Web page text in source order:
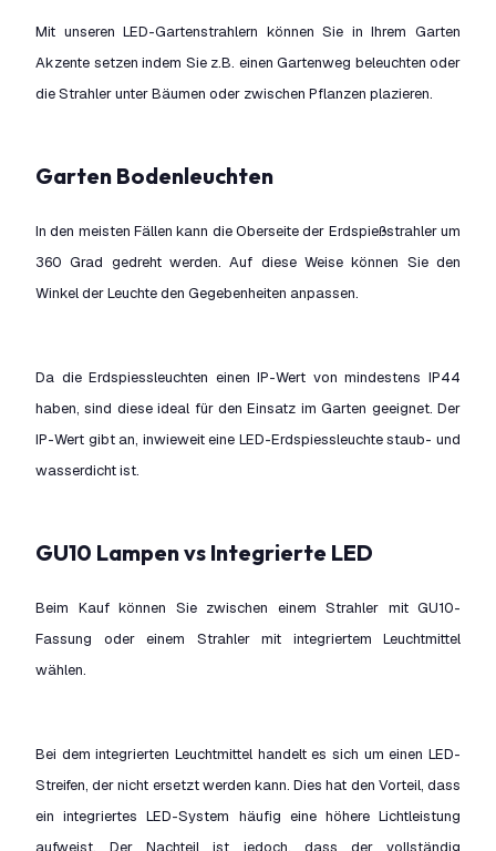
Mit unseren LED-Gartenstrahlern können Sie in Ihrem Garten
Akzente setzen indem Sie z.B. einen Gartenweg beleuchten oder
die Strahler unter Bäumen oder zwischen Pflanzen plazieren.
Garten Bodenleuchten
In den meisten Fällen kann die Oberseite der Erdspießstrahler um
360 Grad gedreht werden. Auf diese Weise können Sie den
Winkel der Leuchte den Gegebenheiten anpassen.
Da die Erdspiessleuchten einen IP-Wert von mindestens IP44
haben, sind diese ideal für den Einsatz im Garten geeignet. Der
IP-Wert gibt an, inwieweit eine LED-Erdspiessleuchte staub- und
wasserdicht ist.
GU10 Lampen vs Integrierte LED
Beim Kauf können Sie zwischen einem Strahler mit GU10-
Fassung oder einem Strahler mit integriertem Leuchtmittel
wählen.
Bei dem integrierten Leuchtmittel handelt es sich um einen LED-
Streifen, der nicht ersetzt werden kann. Dies hat den Vorteil, dass
ein integriertes LED-System häufig eine höhere Lichtleistung
aufweist. Der Nachteil ist jedoch, dass der vollständig